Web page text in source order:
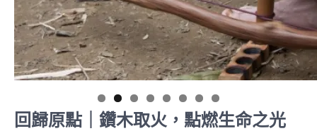
回歸原點｜鑽木取火，點燃生命之光